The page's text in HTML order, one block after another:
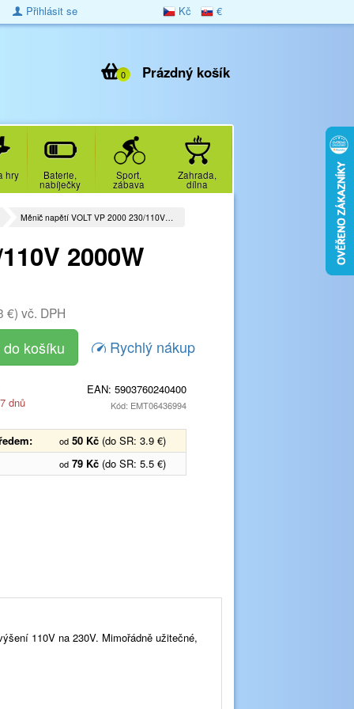
Kč €
Přihlásit se
Prázdný košík
0
hry Baterie,
nabíječky
Sport,
zábava
Zahrada,
dílna
Měnič napětí VOLT VP 2000 230/110V…
2000W
€) vč. DPH
Rychlý nákup
dnů
EAN: 5903760240400
Kód: EMT06436994
od 50 Kč (do SR: 3.9 €)
od 79 Kč (do SR: 5.5 €)
110V na 230V. Mimořádně užitečné,